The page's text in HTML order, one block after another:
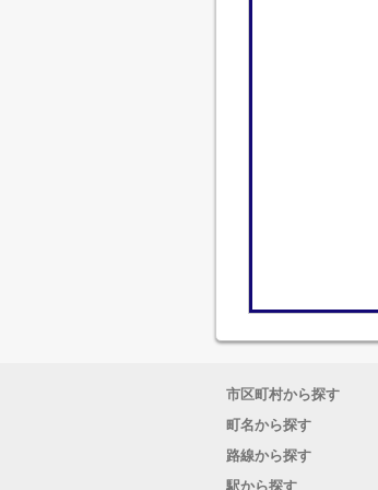
市区町村から探す
町名から探す
路線から探す
駅から探す